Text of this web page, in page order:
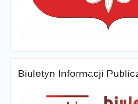
Biuletyn Informacji